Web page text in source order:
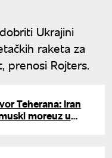
Ukrajini
raketa za
prenosi Rojters.
Teherana: Iran
moreuz u